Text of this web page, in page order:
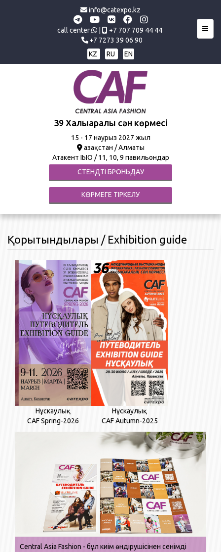
info@catexpo.kz
call center
+7 707 709 44 44
+7 7273 39 06 90
KZ
RU EN
39 Халықаралық сән көрмесі
15 - 17 наурыз 2027 жыл
Қазақстан / Алматы
Атакент ҚІЫО / 11, 10, 9 павильондар
СТЕНДТІ БРОНЬДАУ
КӨРМЕГЕ ТІРКЕЛУ
Қорытындылары / Exhibition guide
Нұскаулық
CAF Spring-2026
Нұскаулық
CAF Autumn-2025
Central Asia Fashion - бұл киім өндірушісінен сенімді